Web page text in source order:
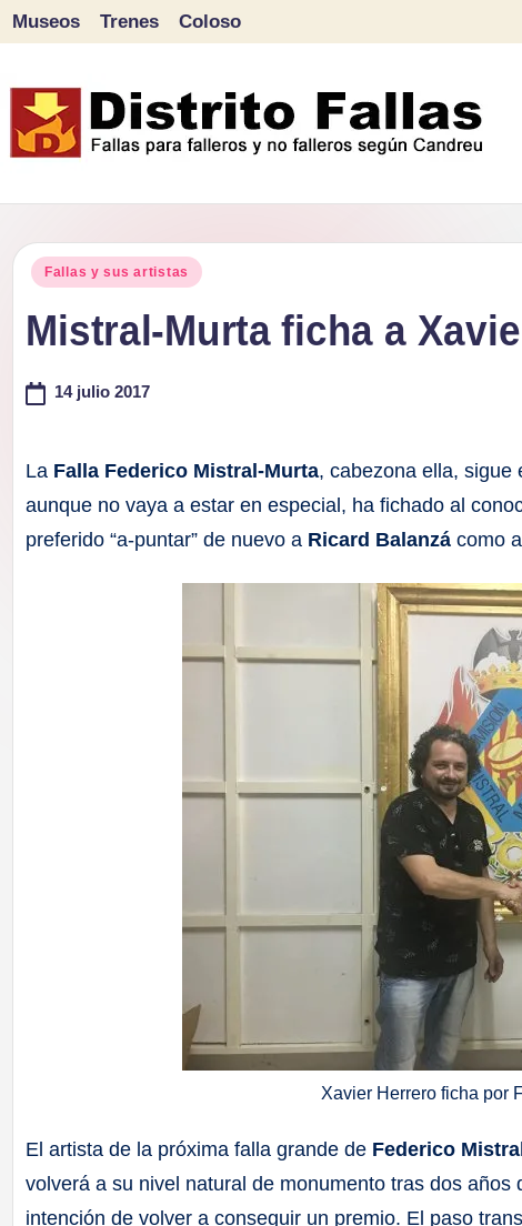
contenido
Museos Trenes Coloso
Publicado
Fallas y sus artistas
Mistral-Murta ficha a
14 julio 2017
La Falla Federico Mistral-Murta, cabezona ella, sigue
aunque no vaya a estar en especial, ha fichado al
preferido “a-puntar” de nuevo a Ricard Balanzá como
Xavier Herrero ficha por
El artista de la próxima falla grande de Federico
volverá a su nivel natural de monumento tras dos
intención de volver a conseguir un premio. El paso